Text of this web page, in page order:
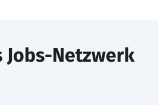
Jobs-Netzwerk